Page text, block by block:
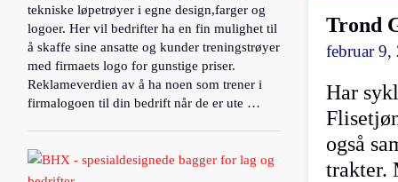
Trond
februar
Har
også
trakter.
tekniske løpetrøyer i egne design,farger og
logoer. Her vil bedrifter ha en fin mulighet til
å skaffe sine ansatte og kunder treningstrøyer
med firmaets logo for gunstige priser.
Reklameverdien av å ha noen som trener i
firmalogoen til din bedrift når de er ute …